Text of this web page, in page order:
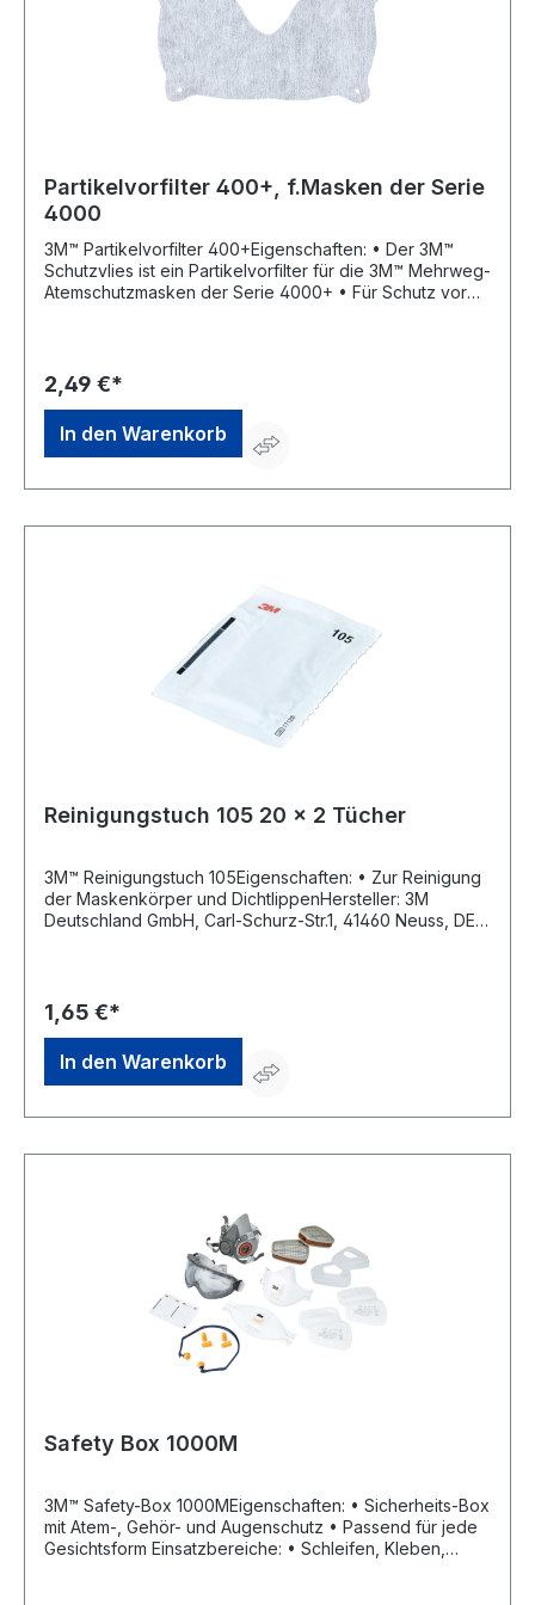
Partikelvorfilter 400+, f.Masken der Serie
4000
3M™ Partikelvorfilter 400+Eigenschaften: • Der 3M™
Schutzvlies ist ein Partikelvorfilter für die 3M™ Mehrweg-
Atemschutzmasken der Serie 4000+ • Für Schutz vor
Schurz-Str.1, 41460 Neuss, DE, +492131140,
3m.premiumcustomer.dach@mmm.com
2,49 €*
In den Warenkorb
Reinigungstuch 105 20 x 2 Tücher
3M™ Reinigungstuch 105Eigenschaften: • Zur Reinigung
der Maskenkörper und DichtlippenHersteller: 3M
Deutschland GmbH, Carl-Schurz-Str.1, 41460 Neuss, DE,
1,65 €*
In den Warenkorb
Safety Box 1000M
3M™ Safety-Box 1000MEigenschaften: • Sicherheits-Box
mit Atem-, Gehör- und Augenschutz • Passend für jede
Gesichtsform Einsatzbereiche: • Schleifen, Kleben,